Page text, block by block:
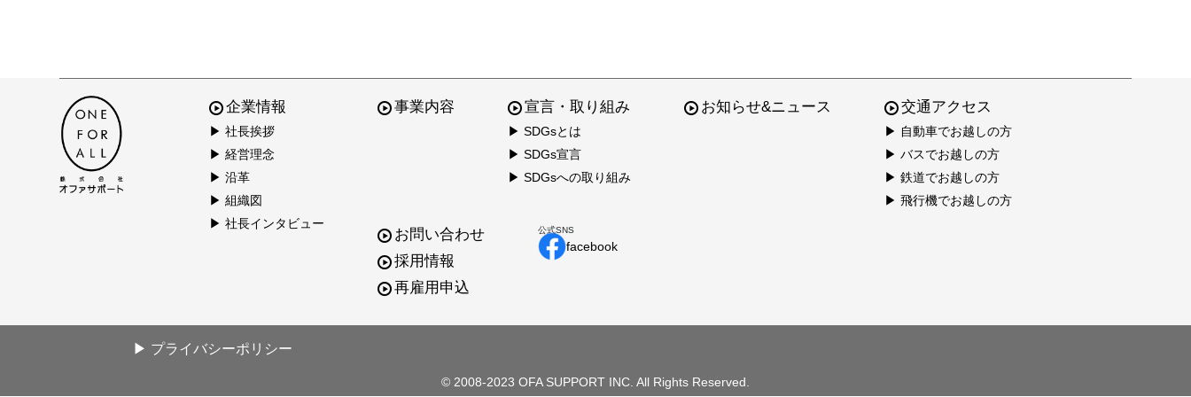
企業情報
▶ 社長挨拶
▶ 経営理念
▶ 沿革
▶ 組織図
▶ 社長インタビュー
事業内容 宣言・取り組み
▶ SDGsとは
▶ SDGs宣言
▶ SDGsへの取り組み
お知らせ&ニュース 交通アクセス
▶ 自動車でお越しの方
▶ バスでお越しの方
▶ 鉄道でお越しの方
▶ 飛行機でお越しの方
お問い合わせ
採用情報
再雇用申込
公式SNS
facebook
▶ プライバシーポリシー
© 2008-2023 OFA SUPPORT INC. All Rights Reserved.